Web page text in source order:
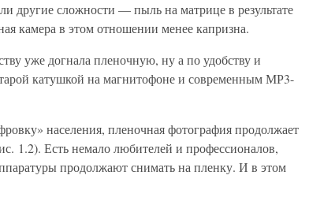
другие сложности — пыль на матрице в результате
камера в этом отношении менее капризна.
уже догнала пленочную, ну а по удобству и
катушкой на магнитофоне и современным МР3-
населения, пленочная фотография продолжает
1.2). Есть немало любителей и профессионалов,
продолжают снимать на пленку. И в этом